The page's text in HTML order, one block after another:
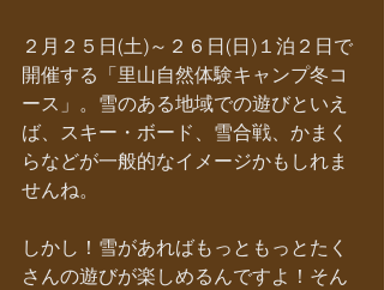
２月２５日(土)～２６日(日)１泊２日で
開催する「里山自然体験キャンプ冬コ
ース」。雪のある地域での遊びといえ
ば、スキー・ボード、雪合戦、かまく
らなどが一般的なイメージかもしれま
せんね。
しかし！雪があればもっともっとたく
さんの遊びが楽しめるんですよ！そん